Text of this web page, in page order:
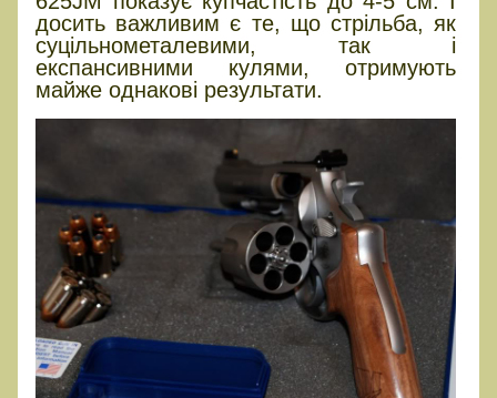
досить важливим є те, що стрільба, як
суцільнометалевими, так і
експансивними кулями, отримують
майже однакові результати.